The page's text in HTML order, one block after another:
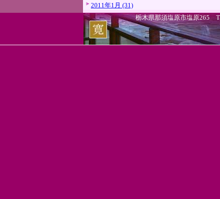
2011年1月 (31)
栃木県那須塩原市塩原265